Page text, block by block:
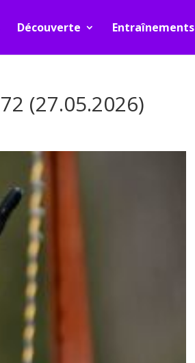
Découverte Entraînements
(27.05.2026)